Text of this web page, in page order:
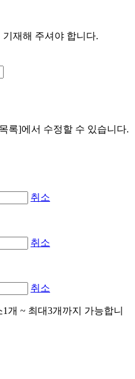
재해 주셔야 합니다.
록]에서 수정할 수 있습니다.
취소
취소
취소
개 ~ 최대3개까지 가능합니